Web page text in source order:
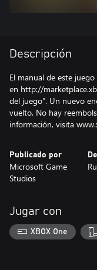
Descripción
El manual de este
en http://
del juego". Un nuevo
vuelto. No hay
información, visita
Publicado por
Microsoft Game
Studios
Jugar con
XBOX One